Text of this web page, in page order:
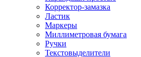
Корректор-замазка
Ластик
Маркеры
Миллиметровая бумага
Ручки
Текстовыделители